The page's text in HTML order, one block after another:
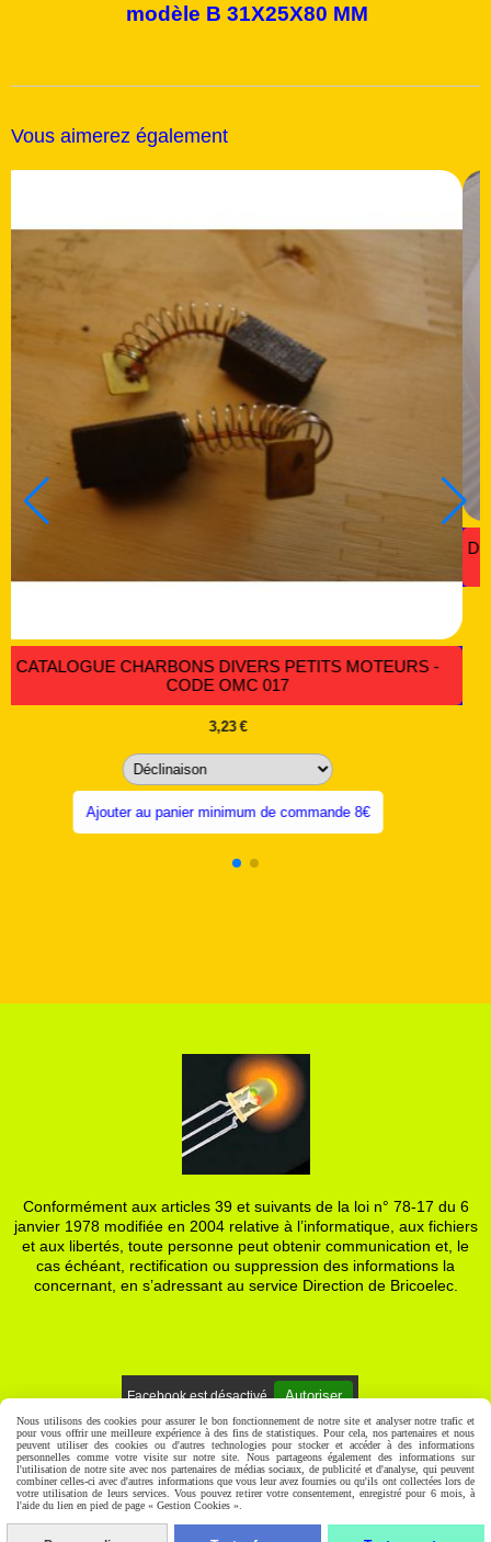
modèle B 31X25X80 MM
Vous aimerez également
CATALOGUE CHARBONS DIVERS
Ajouter au panier minimum de
Conformément aux articles 39 et suivants de la loi n° 78-17 du 6
janvier 1978 modifiée en 2004 relative à l’informatique, aux fichiers
et aux libertés, toute personne peut obtenir communication et, le
cas échéant, rectification ou suppression des informations la
concernant, en s’adressant au service Direction de Bricoelec.
Facebook est désactivé. Autoriser
Mentions Légales Gestion cookies Mon Compte
Nous utilisons des cookies pour assurer le bon fonctionnement de notre site et analyser notre trafic et
pour vous offrir une meilleure expérience à des fins de statistiques. Pour cela, nos partenaires et nous
peuvent utiliser des cookies ou d'autres technologies pour stocker et accéder à des informations
personnelles comme votre visite sur notre site. Nous partageons également des informations sur
l'utilisation de notre site avec nos partenaires de médias sociaux, de publicité et d'analyse, qui peuvent
combiner celles-ci avec d'autres informations que vous leur avez fournies ou qu'ils ont collectées lors de
votre utilisation de leurs services. Vous pouvez retirer votre consentement, enregistré pour 6 mois, à
l'aide du lien en pied de page « Gestion Cookies ».